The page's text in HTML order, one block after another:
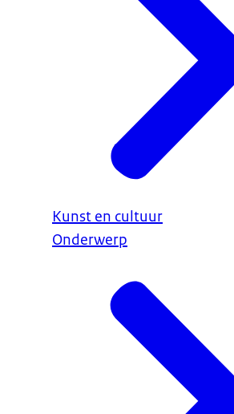
Kunst en cultuur
Onderwerp